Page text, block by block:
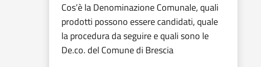
Cos’è la Denominazione Comunale, quali
prodotti possono essere candidati, quale
la procedura da seguire e quali sono le
De.co. del Comune di Brescia